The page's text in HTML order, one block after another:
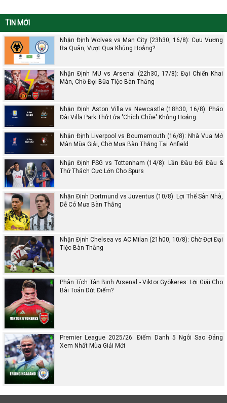
TIN MỚI
Nhận Định Wolves vs Man City (23h30, 16/8): Cựu Vương
Ra Quân, Vượt Qua Khủng Hoảng?
Nhận Định MU vs Arsenal (22h30, 17/8): Đại Chiến Khai
Màn, Chờ Đợi Bữa Tiệc Bàn Thắng
Nhận Định Aston Villa vs Newcastle (18h30, 16/8): Pháo
Đài Villa Park Thử Lửa 'Chích Chòe' Khủng Hoảng
Nhận Định Liverpool vs Bournemouth (16/8): Nhà Vua Mở
Màn Mùa Giải, Chờ Mưa Bàn Thắng Tại Anfield
Nhận Định PSG vs Tottenham (14/8): Lần Đầu Đối Đầu &
Thử Thách Cực Lớn Cho Spurs
Nhận Định Dortmund vs Juventus (10/8): Lợi Thế Sân Nhà,
Dễ Có Mưa Bàn Thắng
Nhận Định Chelsea vs AC Milan (21h00, 10/8): Chờ Đợi Đại
Tiệc Bàn Thắng
Phân Tích Tân Binh Arsenal - Viktor Gyökeres: Lời Giải Cho
Bài Toán Dứt Điểm?
Premier League 2025/26: Điểm Danh 5 Ngôi Sao Đáng
Xem Nhất Mùa Giải Mới